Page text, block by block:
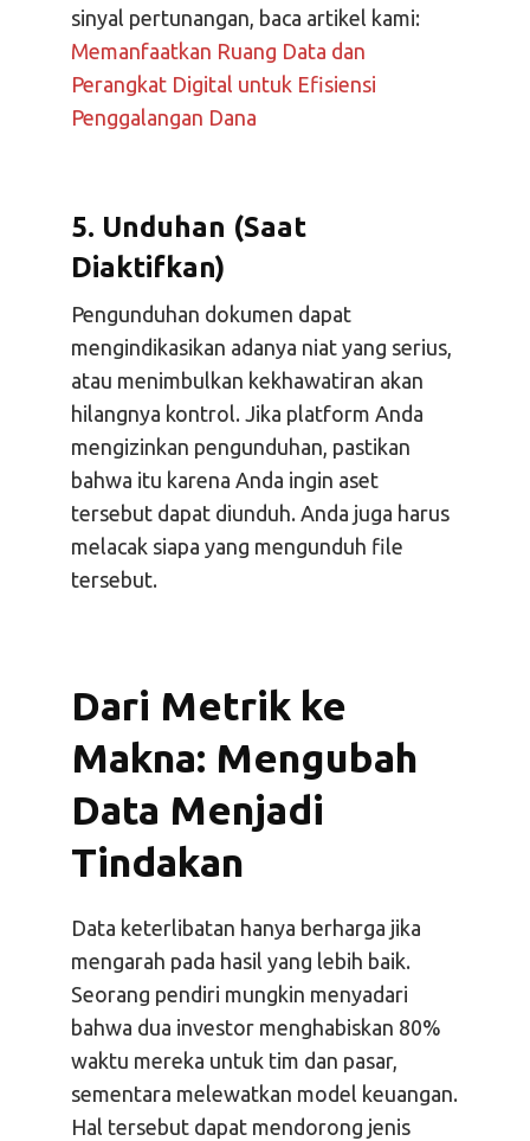
sinyal pertunangan, baca artikel kami:
Memanfaatkan Ruang Data dan
Perangkat Digital untuk Efisiensi
Penggalangan Dana
5. Unduhan (Saat
Diaktifkan)
Pengunduhan dokumen dapat
mengindikasikan adanya niat yang serius,
atau menimbulkan kekhawatiran akan
hilangnya kontrol. Jika platform Anda
mengizinkan pengunduhan, pastikan
bahwa itu karena Anda ingin aset
tersebut dapat diunduh. Anda juga harus
melacak siapa yang mengunduh file
tersebut.
Dari Metrik ke
Makna: Mengubah
Data Menjadi
Tindakan
Data keterlibatan hanya berharga jika
mengarah pada hasil yang lebih baik.
Seorang pendiri mungkin menyadari
bahwa dua investor menghabiskan 80%
waktu mereka untuk tim dan pasar,
sementara melewatkan model keuangan.
Hal tersebut dapat mendorong jenis